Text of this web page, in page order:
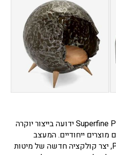
היצרנית האירופאית Superfine Pet Luxury ידועה בייצור יוקרה
מוצרים ייחודיים. המעצב
האיטלקי שלה Paolo De Anna, יצר קולקציה חדשה של מיטות